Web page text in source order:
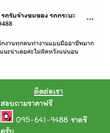
ติดต่อเรา
สอบถามราคาฟรี
095-641-9488 ชาตรี